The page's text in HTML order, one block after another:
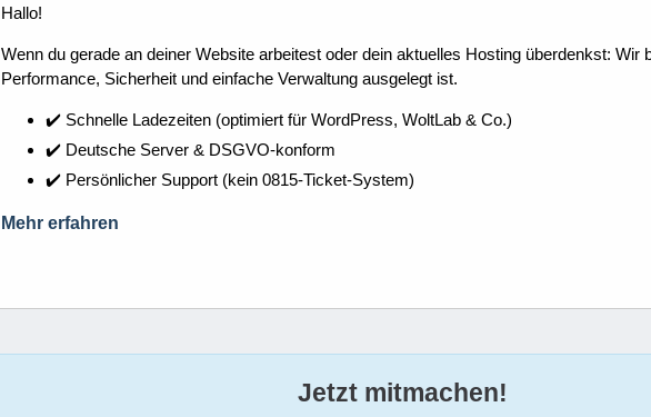
Hallo!
Wenn du gerade an deiner Website arbeitest oder dein aktuelles Hosting überdenkst:
Performance, Sicherheit und einfache Verwaltung ausgelegt ist.
✔️ Schnelle Ladezeiten (optimiert für WordPress, WoltLab & Co.)
✔️ Deutsche Server & DSGVO-konform
✔️ Persönlicher Support (kein 0815-Ticket-System)
Mehr erfahren
Jetzt mitmachen!